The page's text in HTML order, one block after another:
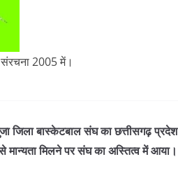
2005 में।
जिला बास्केटबाल संघ का छत्तीसगढ़ प्रदेश
मान्यता मिलने पर संघ का अस्तित्व में आया।